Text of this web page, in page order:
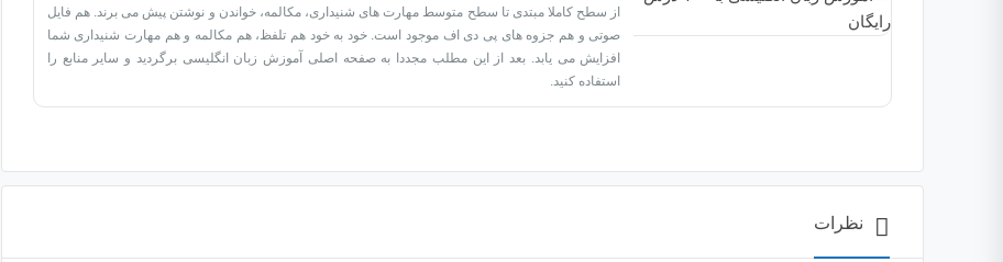
از سطح کاملا مبتدی تا سطح متوسط مهارت های شنیداری، مکالمه، خواندن و نوشتن پیش می برند. هم فایل
صوتی و هم جزوه های پی دی اف موجود است. خود به خود هم تلفظ، هم مکالمه و هم مهارت شنیداری شما
افزایش می یابد. بعد از این مطلب مجددا به صفحه اصلی آموزش زبان انگلیسی برگردید و سایر منابع را
استفاده کنید.
نظرات